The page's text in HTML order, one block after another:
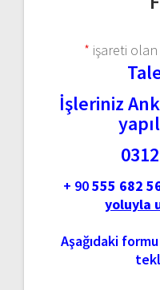
* işareti
İşleriniz
+ 90555 682
yoluyla
Aşağıdaki